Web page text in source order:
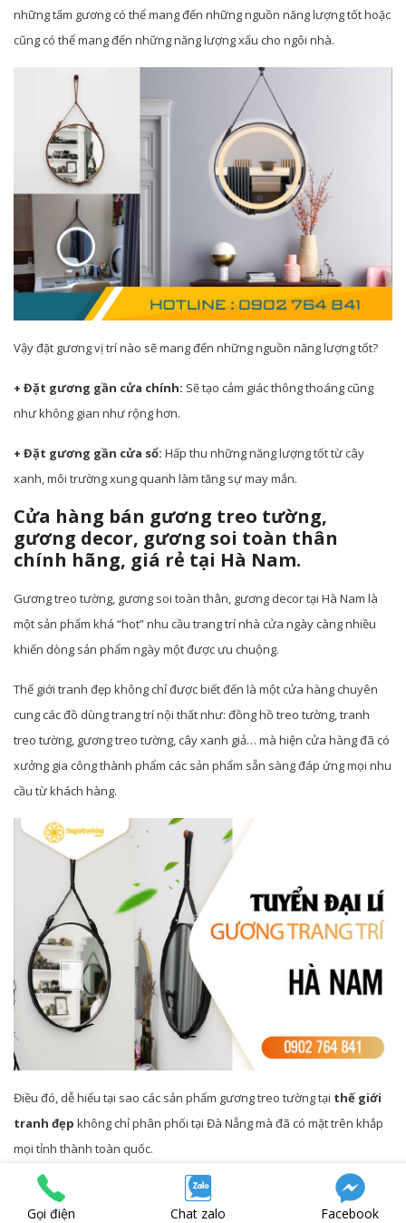
những tấm gương có thể mang đến những nguồn năng lượng tốt hoặc
cũng có thể mang đến những năng lượng xấu cho ngôi nhà.
Vậy đặt gương vị trí nào sẽ mang đến những nguồn năng lượng tốt?
+ Đặt gương gần cửa chính: Sẽ tạo cảm giác thông thoáng cũng
như không gian như rộng hơn.
+ Đặt gương gần cửa sổ: Hấp thu những năng lượng tốt từ cây
xanh, môi trường xung quanh làm tăng sự may mắn.
Cửa hàng bán gương treo tường,
gương decor, gương soi toàn thân
chính hãng, giá rẻ tại Hà Nam.
Gương treo tường, gương soi toàn thân, gương decor tại Hà Nam là
một sản phẩm khá “hot” nhu cầu trang trí nhà cửa ngày càng nhiều
khiến dòng sản phẩm ngày một được ưu chuộng.
Thế giới tranh đẹp không chỉ được biết đến là một cửa hàng chuyên
cung các đồ dùng trang trí nội thất như: đồng hồ treo tường, tranh
treo tường, gương treo tường, cây xanh giả… mà hiện cửa hàng đã có
xưởng gia công thành phẩm các sản phẩm sẵn sàng đáp ứng mọi nhu
cầu từ khách hàng.
Điều đó, dễ hiểu tại sao các sản phẩm gương treo tường tại thế giới
tranh đẹp không chỉ phân phối tại Đà Nẵng mà đã có mặt trên khắp
mọi tỉnh thành toàn quốc.
Những chính sách ưu đãi khi mua gương treo tường trang trí tại Thế
giới tranh đẹp.
Gọi điện Chat zalo Facebook